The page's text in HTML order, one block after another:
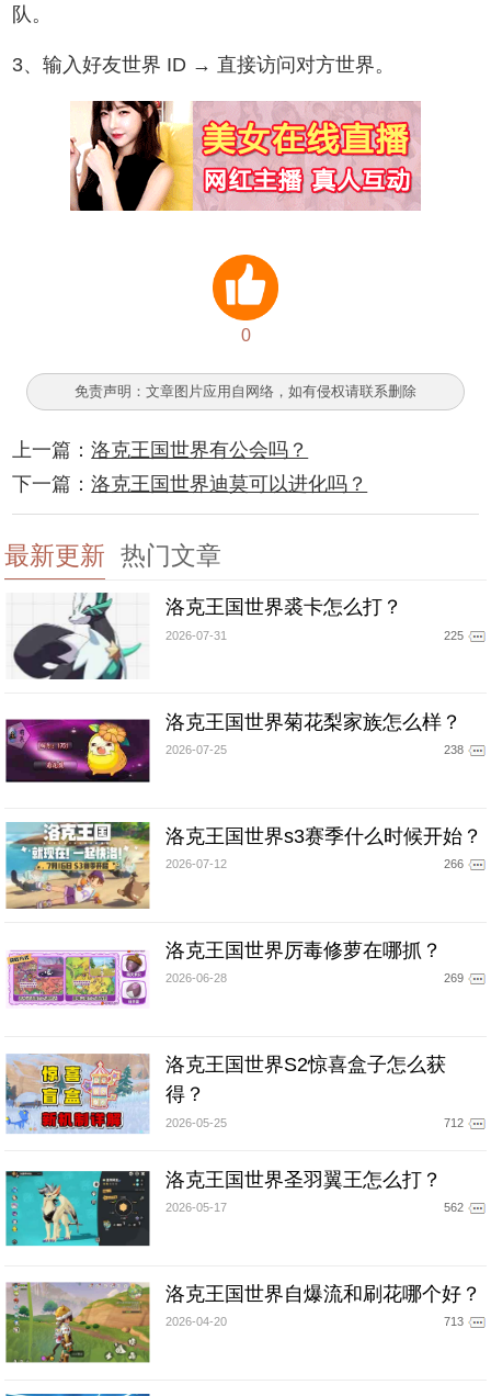
队。
3、输入好友世界 ID → 直接访问对方世界。
0
免责声明：文章图片应用自网络，如有侵权请联系删除
上一篇：洛克王国世界有公会吗？
下一篇：洛克王国世界迪莫可以进化吗？
最新更新 热门文章
洛克王国世界裘卡怎么打？
2026-07-31 225
洛克王国世界菊花梨家族怎么样？
2026-07-25 238
洛克王国世界s3赛季什么时候开始？
2026-07-12 266
洛克王国世界厉毒修萝在哪抓？
2026-06-28 269
洛克王国世界S2惊喜盒子怎么获
得？
2026-05-25 712
洛克王国世界圣羽翼王怎么打？
2026-05-17 562
洛克王国世界自爆流和刷花哪个好？
2026-04-20 713